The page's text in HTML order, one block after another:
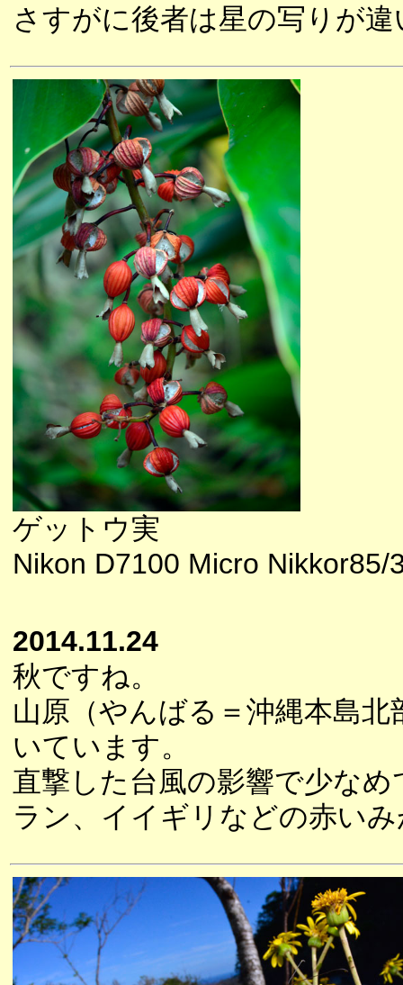
さすがに後者は星の写りが
ゲットウ実
Nikon D7100 Micro Nikkor85/
2014.11.24
秋ですね。
山原（やんばる＝沖縄本島
いています。
直撃した台風の影響で少な
ラン、イイギリなどの赤い